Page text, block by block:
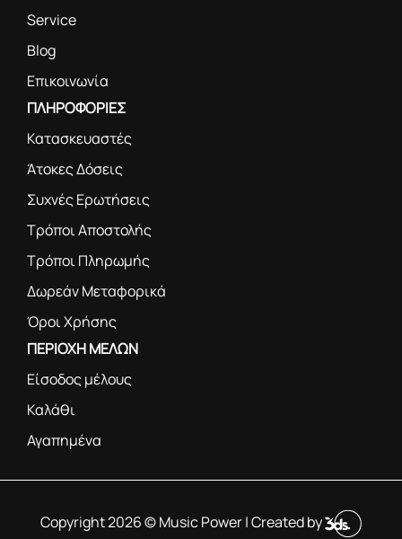
Service
Blog
Επικοινωνία
ΠΛΗΡΟΦΟΡΙΕΣ
Κατασκευαστές
Άτοκες Δόσεις
Συχνές Ερωτήσεις
Τρόποι Αποστολής
Τρόποι Πληρωμής
Δωρεάν Μεταφορικά
Όροι Χρήσης
ΠΕΡΙΟΧΗ ΜΕΛΩΝ
Είσοδος μέλους
Καλάθι
Αγαπημένα
Copyright 2026 © Music Power | Created by